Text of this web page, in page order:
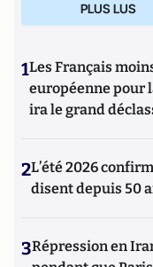
PLUS LUS
1Les Français
européenne pour
ira le grand
2L’été 2026
disent depuis 50
3Répression en